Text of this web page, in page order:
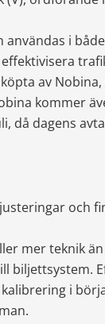
i
av
kommer
då dagens
och
mer teknik
biljettsystem.
i